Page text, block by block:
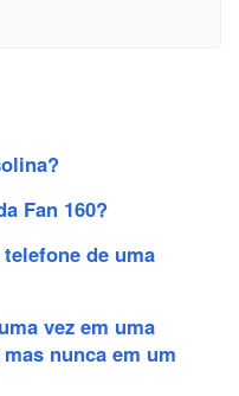
Fan 160?
de uma
vez em uma
nunca em um